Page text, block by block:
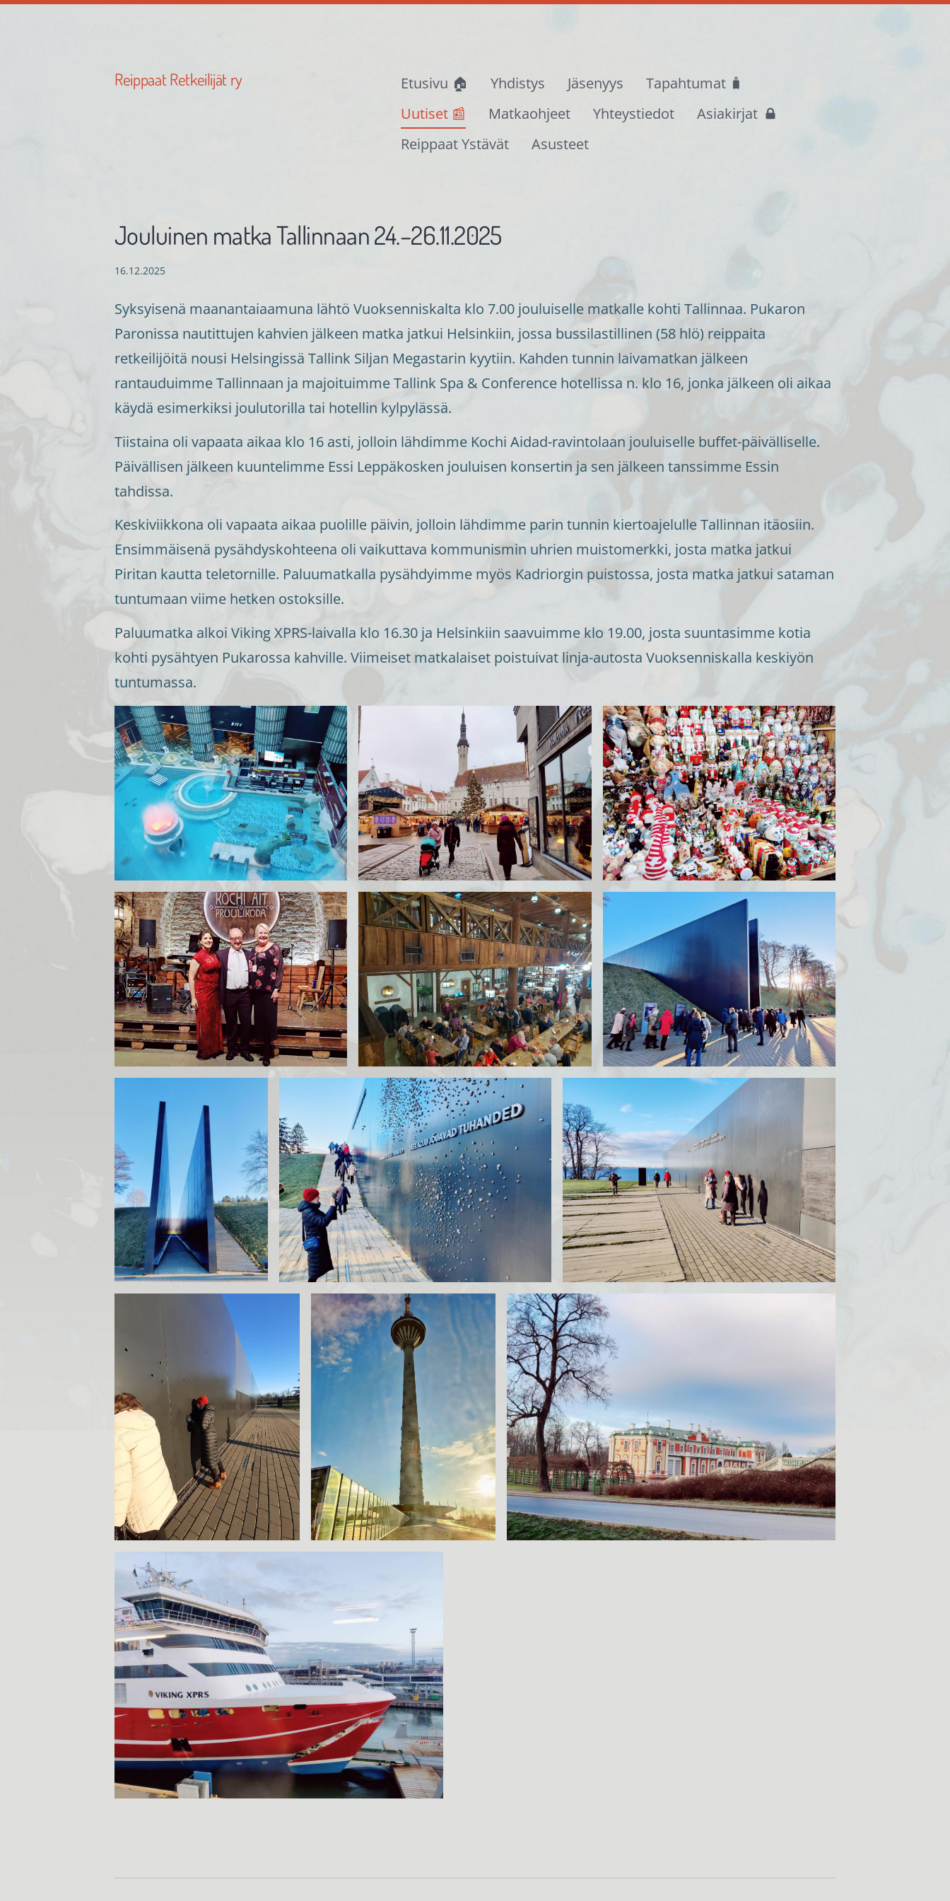
Reippaat Retkeilijät ry Etusivu 🏠 Yhdistys Jäsenyys
Tapahtumat 🧳
Uutiset 📰
Matkaohjeet Yhteystiedot
Asiakirjat
Reippaat Ystävät
Asusteet
Jouluinen matka Tallinnaan 24.–26.11.2025
16.12.2025
Syksyisenä maanantaiaamuna lähtö Vuoksenniskalta klo 7.00 jouluiselle matkalle kohti Tallinnaa. Pukaron
Paronissa nautittujen kahvien jälkeen matka jatkui Helsinkiin, jossa bussilastillinen (58 hlö) reippaita
retkeilijöitä nousi Helsingissä Tallink Siljan Megastarin kyytiin. Kahden tunnin laivamatkan jälkeen
rantauduimme Tallinnaan ja majoituimme Tallink Spa & Conference hotellissa n. klo 16, jonka jälkeen oli aikaa
käydä esimerkiksi joulutorilla tai hotellin kylpylässä.
Tiistaina oli vapaata aikaa klo 16 asti, jolloin lähdimme Kochi Aidad-ravintolaan jouluiselle buffet-päivälliselle.
Päivällisen jälkeen kuuntelimme Essi Leppäkosken jouluisen konsertin ja sen jälkeen tanssimme Essin
tahdissa.
Keskiviikkona oli vapaata aikaa puolille päivin, jolloin lähdimme parin tunnin kiertoajelulle Tallinnan itäosiin.
Ensimmäisenä pysähdyskohteena oli vaikuttava kommunismin uhrien muistomerkki, josta matka jatkui
Piritan kautta teletornille. Paluumatkalla pysähdyimme myös Kadriorgin puistossa, josta matka jatkui sataman
tuntumaan viime hetken ostoksille.
Paluumatka alkoi Viking XPRS-laivalla klo 16.30 ja Helsinkiin saavuimme klo 19.00, josta suuntasimme kotia
kohti pysähtyen Pukarossa kahville. Viimeiset matkalaiset poistuivat linja-autosta Vuoksenniskalla keskiyön
tuntumassa.